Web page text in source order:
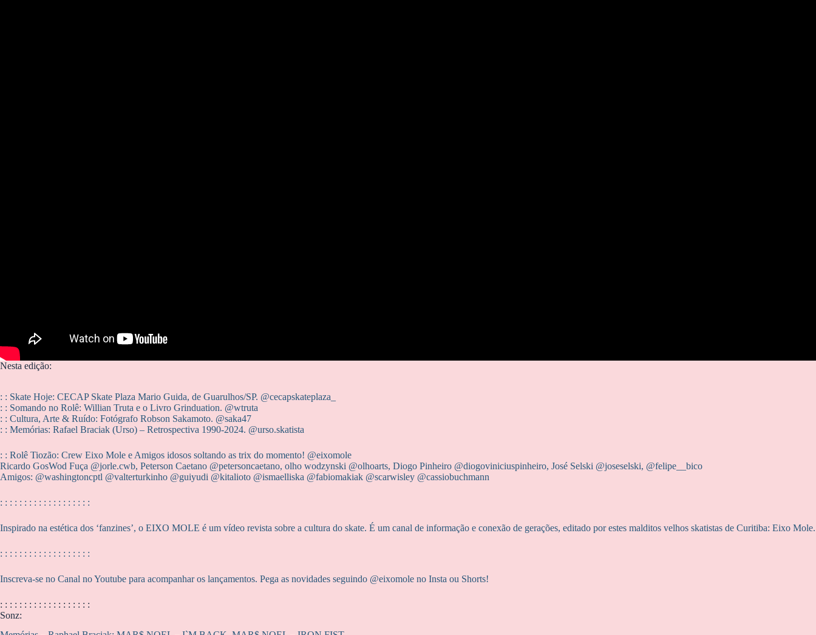
Nesta edição:
: : Skate Hoje: CECAP Skate Plaza Mario Guida, de Guarulhos/SP. @cecapskateplaza_
: : Somando no Rolê: Willian Truta e o Livro Grinduation. @wtruta
: : Cultura, Arte & Ruído: Fotógrafo Robson Sakamoto. @saka47
: : Memórias: Rafael Braciak (Urso) – Retrospectiva 1990-2024. @‌urso.skatista
: : Rolê Tiozão: Crew Eixo Mole e Amigos idosos soltando as trix do momento! @‌eixomole
Ricardo GosWod Fuça @jorle.cwb, Peterson Caetano @petersoncaetano, olho wodzynski @‌olhoarts, Diogo Pinheiro @‌diogoviniciuspinheiro, José Selski @joseselski, @felipe__bico
Amigos: @washingtoncptl @‌valterturkinho @guiyudi @kitalioto @ismaelliska @fabiomakiak @scarwisley @cassiobuchmann
: : : : : : : : : : : : : : : : : : :
Inspirado na estética dos ‘fanzines’, o EIXO MOLE é um vídeo revista sobre a cultura do skate. É um canal de informação e conexão de gerações, editado por estes malditos velhos skatistas de Curitiba: Eixo Mole.
: : : : : : : : : : : : : : : : : : :
Inscreva-se no Canal no Youtube para acompanhar os lançamentos. Pega as novidades seguindo @‌eixomole no Insta ou Shorts!
: : : : : : : : : : : : : : : : : : :
Sonz: